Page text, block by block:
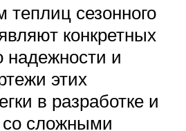
теплиц сезонного
конкретных
надежности и
этих
в разработке и
сложными